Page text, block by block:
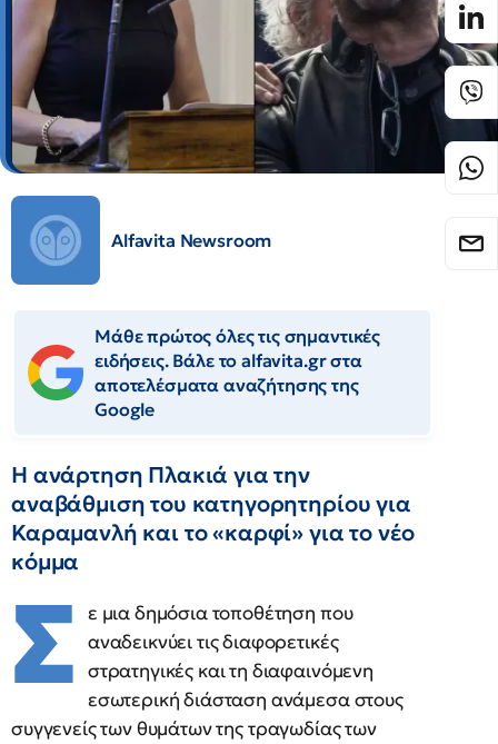
Alfavita Newsroom
Μάθε πρώτος όλες τις σημαντικές
ειδήσεις. Βάλε το alfavita.gr στα
αποτελέσματα αναζήτησης της
Google
Η ανάρτηση Πλακιά για την
αναβάθμιση του κατηγορητηρίου για
Καραμανλή και το «καρφί» για το νέο
κόμμα
Σ ε μια δημόσια τοποθέτηση που
αναδεικνύει τις διαφορετικές
στρατηγικές και τη διαφαινόμενη
εσωτερική διάσταση ανάμεσα στους
συγγενείς των θυμάτων της τραγωδίας των